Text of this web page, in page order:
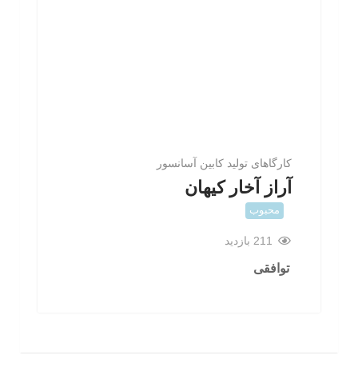
کارگاهای تولید کابین آسانسور
آراز آخار کیهان
محبوب
211 بازدید
توافقی